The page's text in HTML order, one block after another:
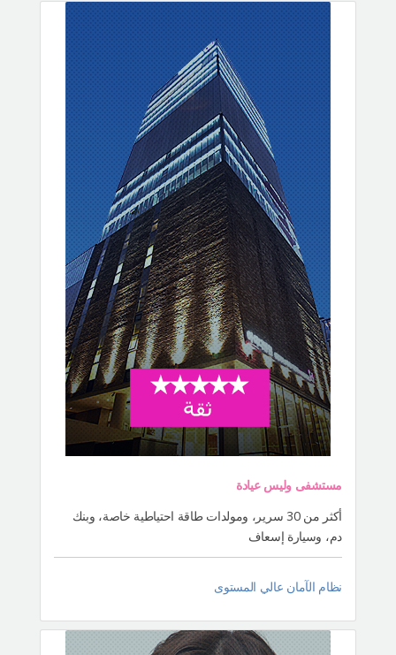
مستشفى وليس عيادة
أكثر من 30 سرير، ومولدات طاقة احتياطية خاصة، وبنك
دم، وسيارة إسعاف
نظام الآمان عالي المستوى